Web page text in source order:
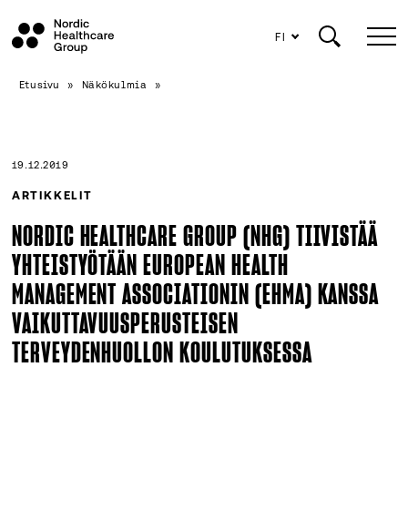
Siirry
FI
Etusivu » Näkökulmia »
19.12.2019
ARTIKKELIT
NORDIC HEALTHCARE GROUP (NHG) TIIVISTÄÄ
YHTEISTYÖTÄÄN EUROPEAN HEALTH
MANAGEMENT ASSOCIATIONIN (EHMA) KANSSA
VAIKUTTAVUUSPERUSTEISEN
TERVEYDENHUOLLON KOULUTUKSESSA